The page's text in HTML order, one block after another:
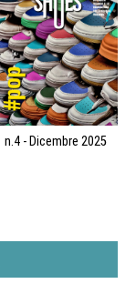
n.4 - Dicembre 2025